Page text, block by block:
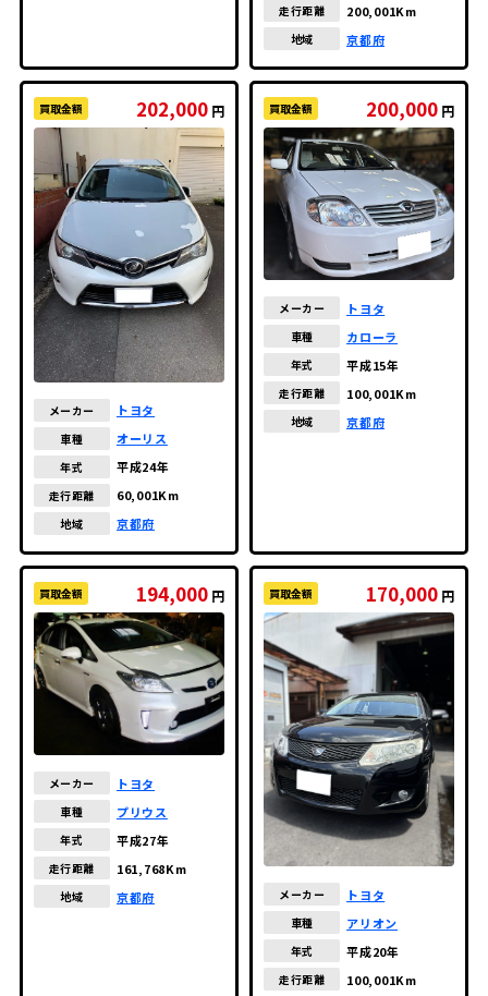
走行距離 200,001Km
地域 京都府
買取金額 202,000 円
メーカー トヨタ
車種 オーリス
年式 平成24年
走行距離 60,001Km
地域 京都府
買取金額 200,000 円
メーカー トヨタ
車種 カローラ
年式 平成15年
走行距離 100,001Km
地域 京都府
買取金額 194,000 円
メーカー トヨタ
車種 プリウス
年式 平成27年
走行距離 161,768Km
地域 京都府
買取金額 170,000 円
メーカー トヨタ
車種 アリオン
年式 平成20年
走行距離 100,001Km